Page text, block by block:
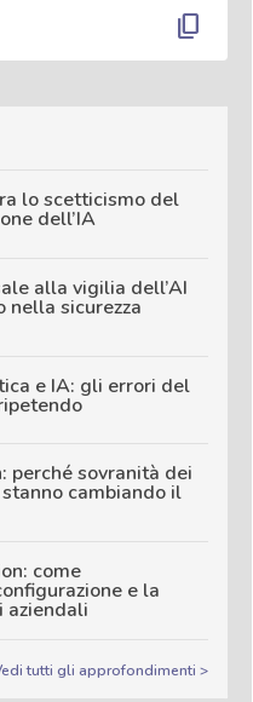
content_copy
lo scetticismo del
dell’IA
alla vigilia dell’AI
nella sicurezza
e IA: gli errori del
perché sovranità dei
cambiando il
come
e la
aziendali
tutti gli approfondimenti >